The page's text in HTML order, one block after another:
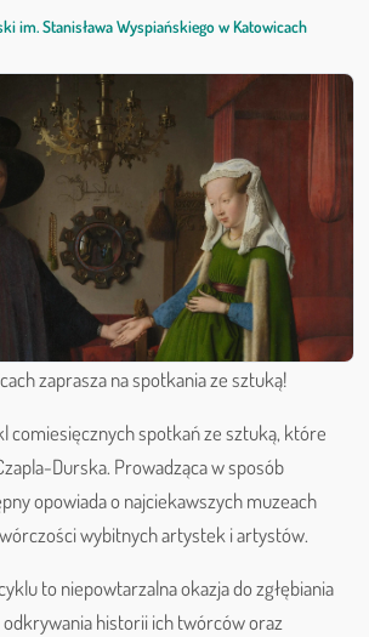
im. Stanisława Wyspiańskiego w Katowicach
zaprasza na spotkania ze sztuką!
comiesięcznych spotkań ze sztuką, które
Durska. Prowadząca w sposób
opowiada o najciekawszych muzeach
wybitnych artystek i artystów.
to niepowtarzalna okazja do zgłębiania
odkrywania historii ich twórców oraz